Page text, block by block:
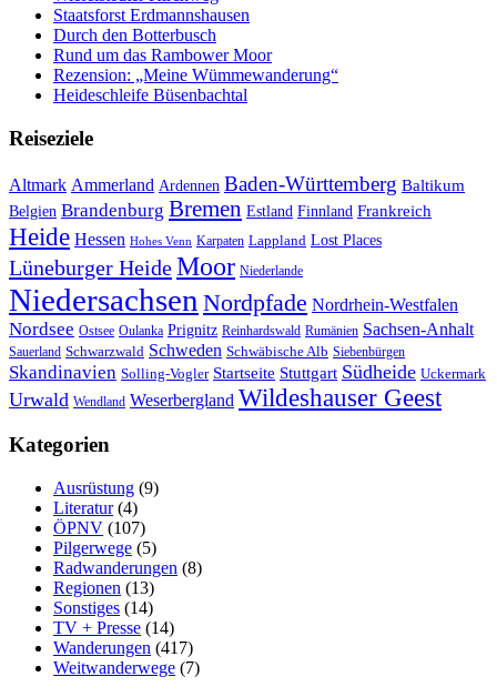
Staatsforst Erdmannshausen
Durch den Botterbusch
Rund um das Rambower Moor
Rezension: „Meine Wümmewanderung“
Heideschleife Büsenbachtal
Reiseziele
Altmark Ammerland Ardennen Baden-Württemberg Baltikum
Belgien Brandenburg Bremen Estland Finnland Frankreich
Heide Hessen Hohes Venn Karpaten Lappland Lost Places
Lüneburger HeideMoor Niederlande
Niedersachsen Nordpfade Nordrhein-Westfalen
Nordsee Ostsee Oulanka Prignitz Reinhardswald Rumänien Sachsen-Anhalt
Sauerland Schwarzwald Schweden Schwäbische Alb Siebenbürgen
Skandinavien Solling-Vogler Startseite Stuttgart Südheide Uckermark
Urwald Wendland Weserbergland Wildeshauser Geest
Kategorien
Ausrüstung (9)
Literatur(4)
ÖPNV (107)
Pilgerwege (5)
Radwanderungen (8)
Regionen (13)
Sonstiges (14)
TV + Presse (14)
Wanderungen (417)
Weitwanderwege (7)